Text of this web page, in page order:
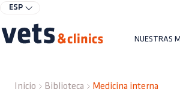
ESP
NUESTRAS
Inicio Biblioteca Medicina interna